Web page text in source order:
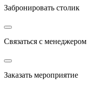
Забронировать столик
Связаться с менеджером
Заказать мероприятие